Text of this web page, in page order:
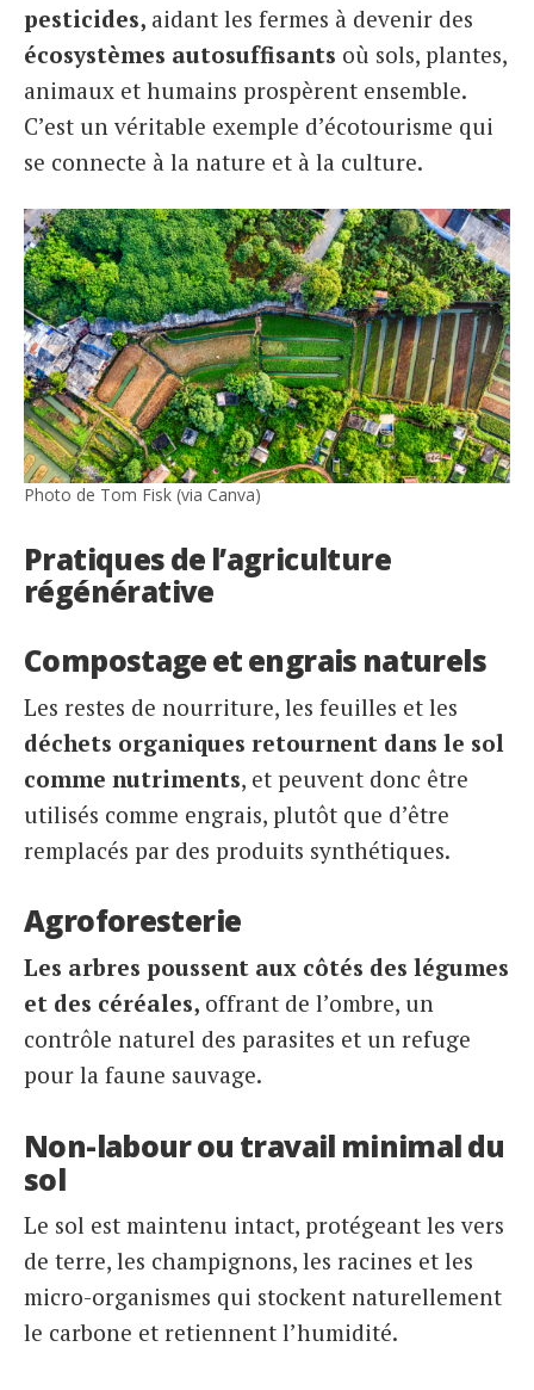
pesticides, aidant les fermes à devenir des
écosystèmes autosuffisants où sols, plantes,
animaux et humains prospèrent ensemble.
C’est un véritable exemple d’écotourisme qui
se connecte à la nature et à la culture.
Photo de Tom Fisk (via Canva)
Pratiques de l’agriculture
régénérative
Compostage et engrais naturels
Les restes de nourriture, les feuilles et les
déchets organiques retournent dans le sol
comme nutriments, et peuvent donc être
utilisés comme engrais, plutôt que d’être
remplacés par des produits synthétiques.
Agroforesterie
Les arbres poussent aux côtés des légumes
et des céréales, offrant de l’ombre, un
contrôle naturel des parasites et un refuge
pour la faune sauvage.
Non-labour ou travail minimal du
sol
Le sol est maintenu intact, protégeant les vers
de terre, les champignons, les racines et les
micro-organismes qui stockent naturellement
le carbone et retiennent l’humidité.